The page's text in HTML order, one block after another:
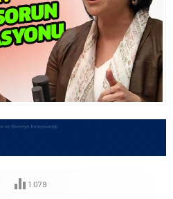
1.079